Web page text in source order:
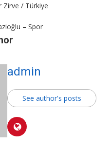
Zirve / Türkiye
– Spor
admin
See author's posts